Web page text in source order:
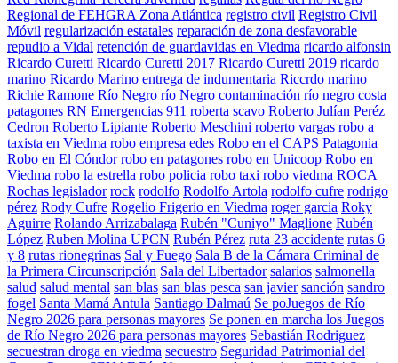
Regional de FEHGRA Zona Atlántica registro civil Registro Civil
Móvil regularización estatales reparación de zona desfavorable
repudio a Vidal retención de guardavidas en Viedma ricardo alfonsin
Ricardo Curetti Ricardo Curetti 2017 Ricardo Curetti 2019 ricardo
marino Ricardo Marino entrega de indumentaria Riccrdo marino
Richie Ramone Río Negro río Negro contaminación río negro costa
patagones RN Emergencias 911 roberta scavo Roberto Julían Peréz
Cedron Roberto Lipiante Roberto Meschini roberto vargas robo a
taxista en Viedma robo empresa edes Robo en el CAPS Patagonia
Robo en El Cóndor robo en patagones robo en Unicoop Robo en
Viedma robo la estrella robo policia robo taxi robo viedma ROCA
Rochas legislador rock rodolfo Rodolfo Artola rodolfo cufre rodrigo
pérez Rody Cufre Rogelio Frigerio en Viedma roger garcia Roky
Aguirre Rolando Arrizabalaga Rubén "Cuniyo" Maglione Rubén
López Ruben Molina UPCN Rubén Pérez ruta 23 accidente rutas 6
y 8 rutas rionegrinas Sal y Fuego Sala B de la Cámara Criminal de
la Primera Circunscripción Sala del Libertador salarios salmonella
salud salud mental san blas san blas pesca san javier sanción sandro
fogel Santa Mamá Antula Santiago Dalmaú Se poJuegos de Río
Negro 2026 para personas mayores Se ponen en marcha los Juegos
de Río Negro 2026 para personas mayores Sebastián Rodriguez
secuestran droga en viedma secuestro Seguridad Patrimonial del